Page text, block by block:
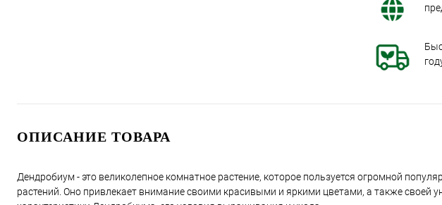
ОПИСАНИЕ ТОВАРА
Дендробиум - это великолепное комнатное растение, которое пользуется огромной
растений. Оно привлекает внимание своими красивыми и яркими цветами, а также своей